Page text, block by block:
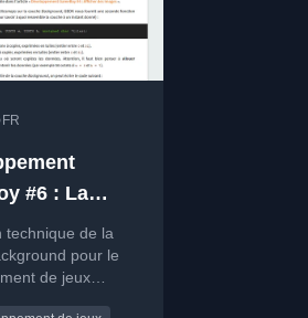
FR
#6 : La
»
technique de la
pour le
de jeux